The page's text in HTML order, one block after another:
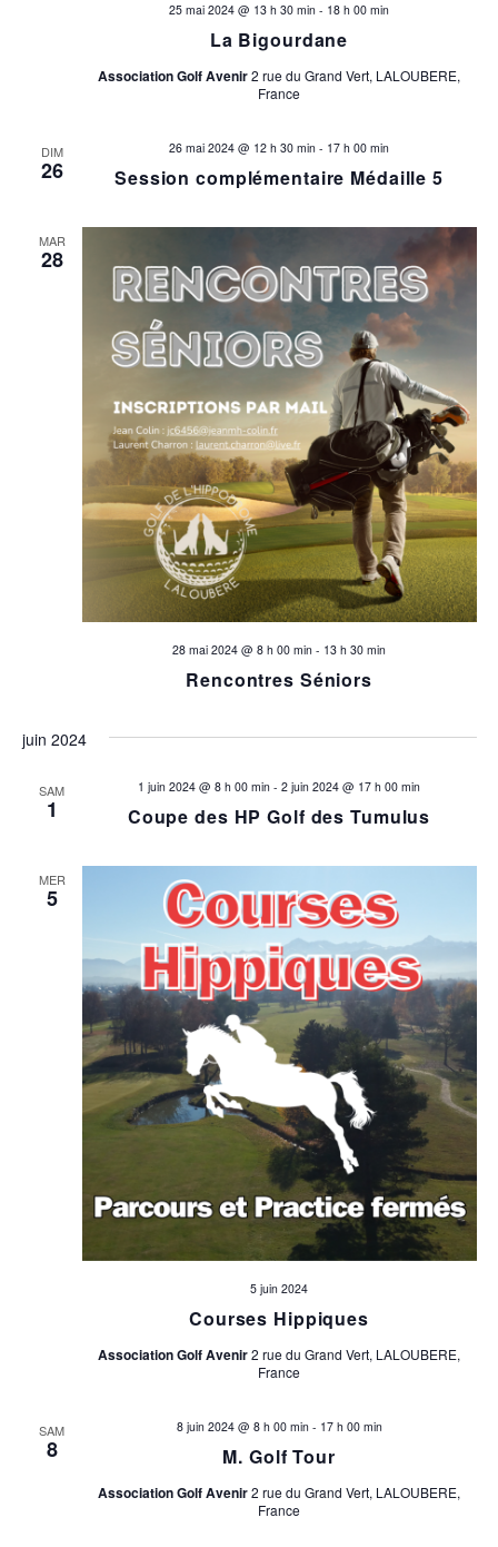
La Bigourdane
25 mai 2024 @ 13 h 30 min - 18 h 00 min
Association Golf Avenir2 rue du Grand Vert, LALOUBERE,
France
DIM
26 Session complémentaire Médaille 5
26 mai 2024 @ 12 h 30 min - 17 h 00 min
MAR
28
Rencontres Séniors
28 mai 2024 @ 8 h 00 min - 13 h 30 min
juin 2024
SAM
1 Coupe des HP Golf des Tumulus
1 juin 2024 @ 8 h 00 min - 2 juin 2024 @ 17 h 00 min
MER
5
Courses Hippiques
5 juin 2024
Association Golf Avenir2 rue du Grand Vert, LALOUBERE,
France
SAM
8 M. Golf Tour
8 juin 2024 @ 8 h 00 min- 17 h 00 min
Association Golf Avenir2 rue du Grand Vert, LALOUBERE,
France